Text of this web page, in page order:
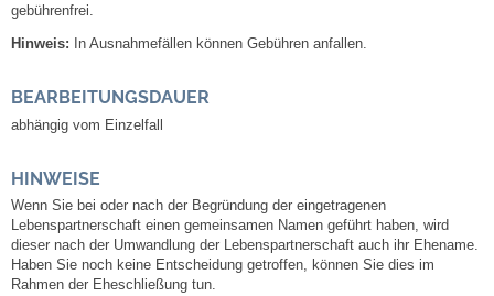
Sitzungsberichte
Ratsinfo
Leben
Bauen & Wohnen
gebührenfrei.
Hinweis: In Ausnahmefällen können Gebühren anfallen.
BEARBEITUNGSDAUER
abhängig vom Einzelfall
HINWEISE
Wenn Sie bei oder nach der Begründung der eingetragenen
Lebenspartnerschaft einen gemeinsamen Namen geführt haben, wird
dieser nach der Umwandlung der Lebenspartnerschaft auch ihr Ehename.
Haben Sie noch keine Entscheidung getroffen, können Sie dies im
Rahmen der Eheschließung tun.